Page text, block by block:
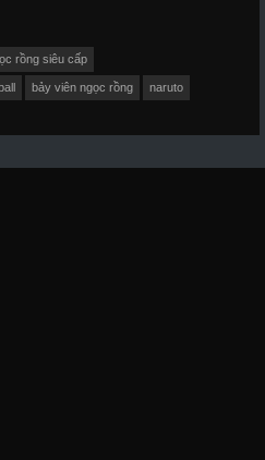
rồng siêu cấp
bảy viên ngọc rồng naruto